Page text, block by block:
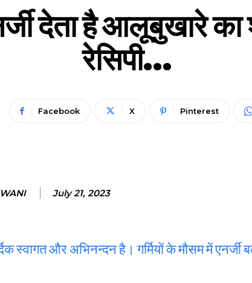
देता है आलूबुखारे
रेसिपी…
Facebook X Pinterest
July 21, 2023
स्वागत और अभिनन्दन है। गर्मियों के मौसम में एनर्जी